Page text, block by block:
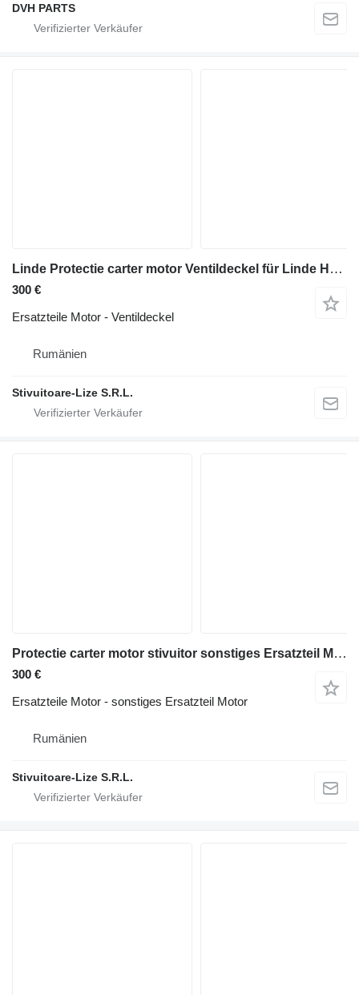
DVH PARTS
Linde Protectie carter motor Ventildeckel für Linde H60 Diesel-Gabelstapler
300 €
Ersatzteile Motor - Ventildeckel
Rumänien
Stivuitoare-Lize S.R.L.
Protectie carter motor stivuitor sonstiges Ersatzteil Motor für Linde H60-70-80 (621) Diesel-Gabelstapler
300 €
Ersatzteile Motor - sonstiges Ersatzteil Motor
Rumänien
Stivuitoare-Lize S.R.L.